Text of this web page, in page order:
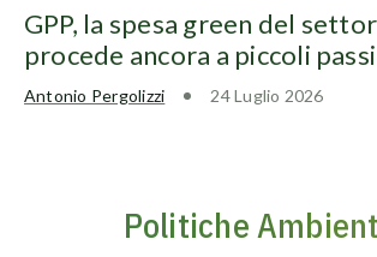
GPP, la spesa green del
procede ancora a piccoli passi
Antonio Pergolizzi 24 Luglio 2026
Politiche